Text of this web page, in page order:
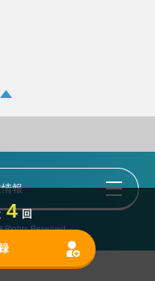
報
Rights Reserved.
4 回